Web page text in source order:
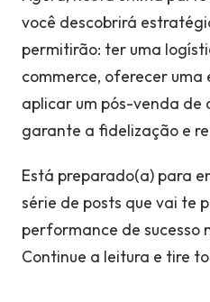
você descobrirá
permitirão: ter uma
commerce, oferecer
aplicar um pós-venda de
garante a fidelização e
Está preparado(a) para
série de posts que vai te
performance de sucesso
Continue a leitura e tire